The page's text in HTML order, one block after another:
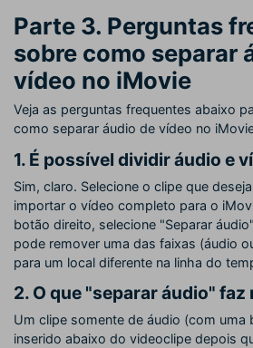
Parte 3. Perguntas
sobre como separar
vídeo no iMovie
Veja as perguntas frequentes abaixo
como separar áudio de vídeo no
1. É possível dividir áudio e
Sim, claro. Selecione o clipe que
importar o vídeo completo para o
botão direito, selecione "Separar
pode remover uma das faixas (áudio
para um local diferente na linha do
2. O que "separar áudio" faz
Um clipe somente de áudio (com uma
inserido abaixo do videoclipe depois